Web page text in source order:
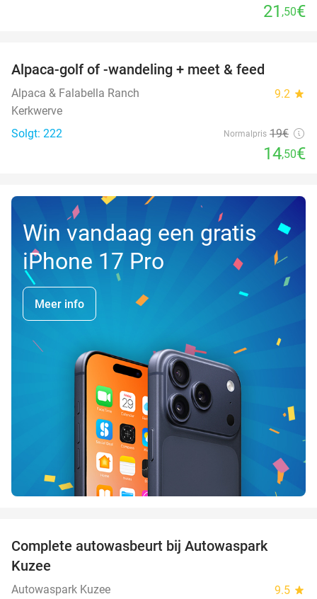
21 ,50€
Alpaca-golf of -wandeling + meet & feed
Alpaca & Falabella Ranch 9.2 star
Kerkwerve
Solgt: 222
Normalpris 19€
14,50€
Win vandaag een gratis
iPhone 17 Pro
Meer info
Complete autowasbeurt bij Autowaspark
Kuzee
Autowaspark Kuzee 9.5 star